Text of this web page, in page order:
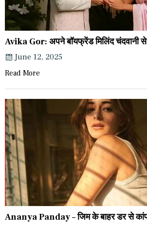
Avika Gor: अपने बॉयफ्रेंड मिलिंद चंदवानी से
June 12, 2025
Read More
Ananya Panday – जिम के बाहर डर से